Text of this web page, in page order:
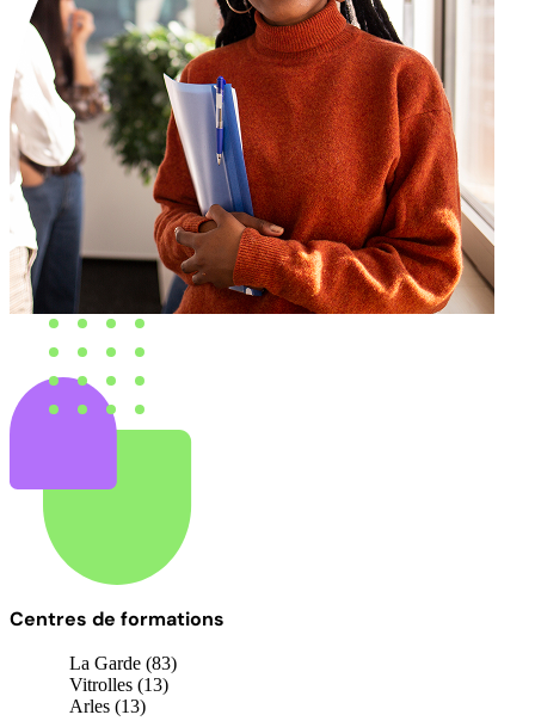
Centres de formations
La Garde (83)
Vitrolles (13)
Arles (13)